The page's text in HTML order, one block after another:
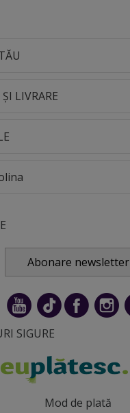
LIVRARE
Abonare newsletter
SIGURE
Mod de plată